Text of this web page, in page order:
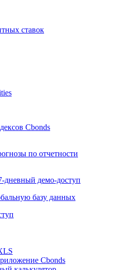
ставок
Cbonds
по отчетности
дневный демо-доступ
базу данных
Cbonds